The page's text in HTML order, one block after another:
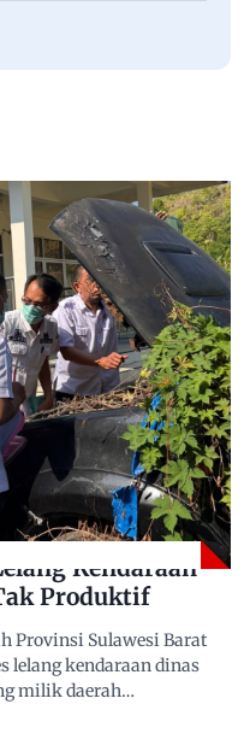
Kendaraan
Produktif
Provinsi Sulawesi Barat
lelang kendaraan dinas
milik daerah…